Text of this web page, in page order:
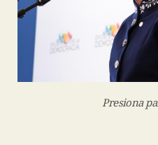
Presiona